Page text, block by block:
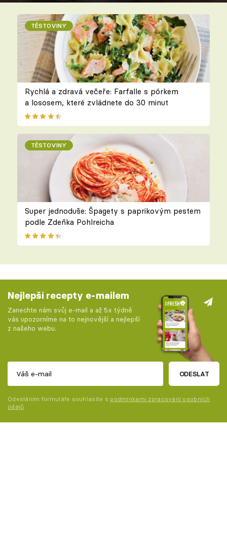
TĚSTOVINY
Rychlá a zdravá večeře: Farfalle s pórkem
a lososem, které zvládnete do 30 minut
TĚSTOVINY
Super jednoduše: Špagety s paprikovým pestem
podle Zdeňka Pohlreicha
Nejlepší recepty e-mailem
Zanechte nám svůj e-mail a až 5x týdně
vás upozorníme na to nejnovější a nejlepší
z našeho webu.
ODESLAT
Odesláním formuláře souhlasíte s podmínkami zpracování osobních
údajů